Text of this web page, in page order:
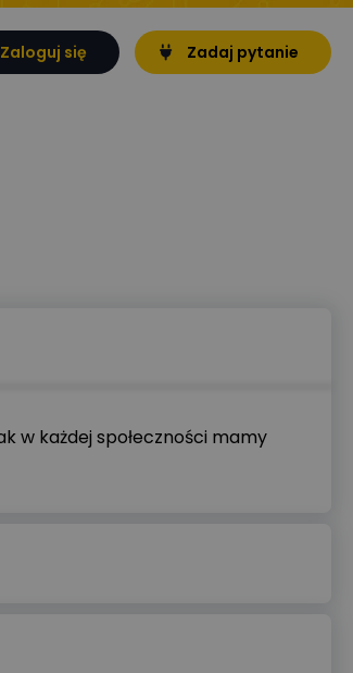
Zaloguj się Zadaj pytanie
w każdej społeczności mamy